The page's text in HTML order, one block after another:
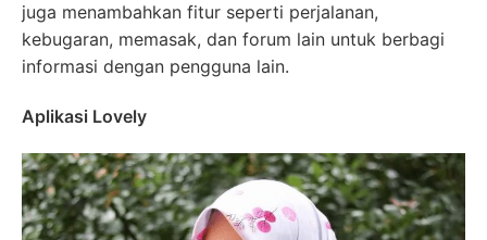
juga menambahkan fitur seperti perjalanan,
kebugaran, memasak, dan forum lain untuk berbagi
informasi dengan pengguna lain.
Aplikasi Lovely